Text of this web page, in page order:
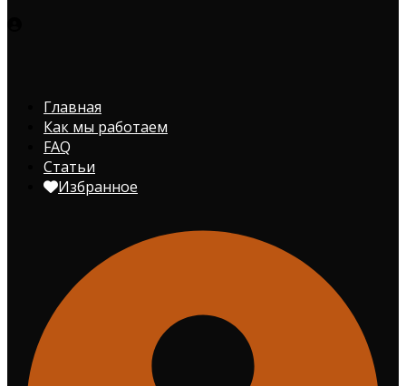
Главная
Как мы работаем
FAQ
Статьи
Избранное